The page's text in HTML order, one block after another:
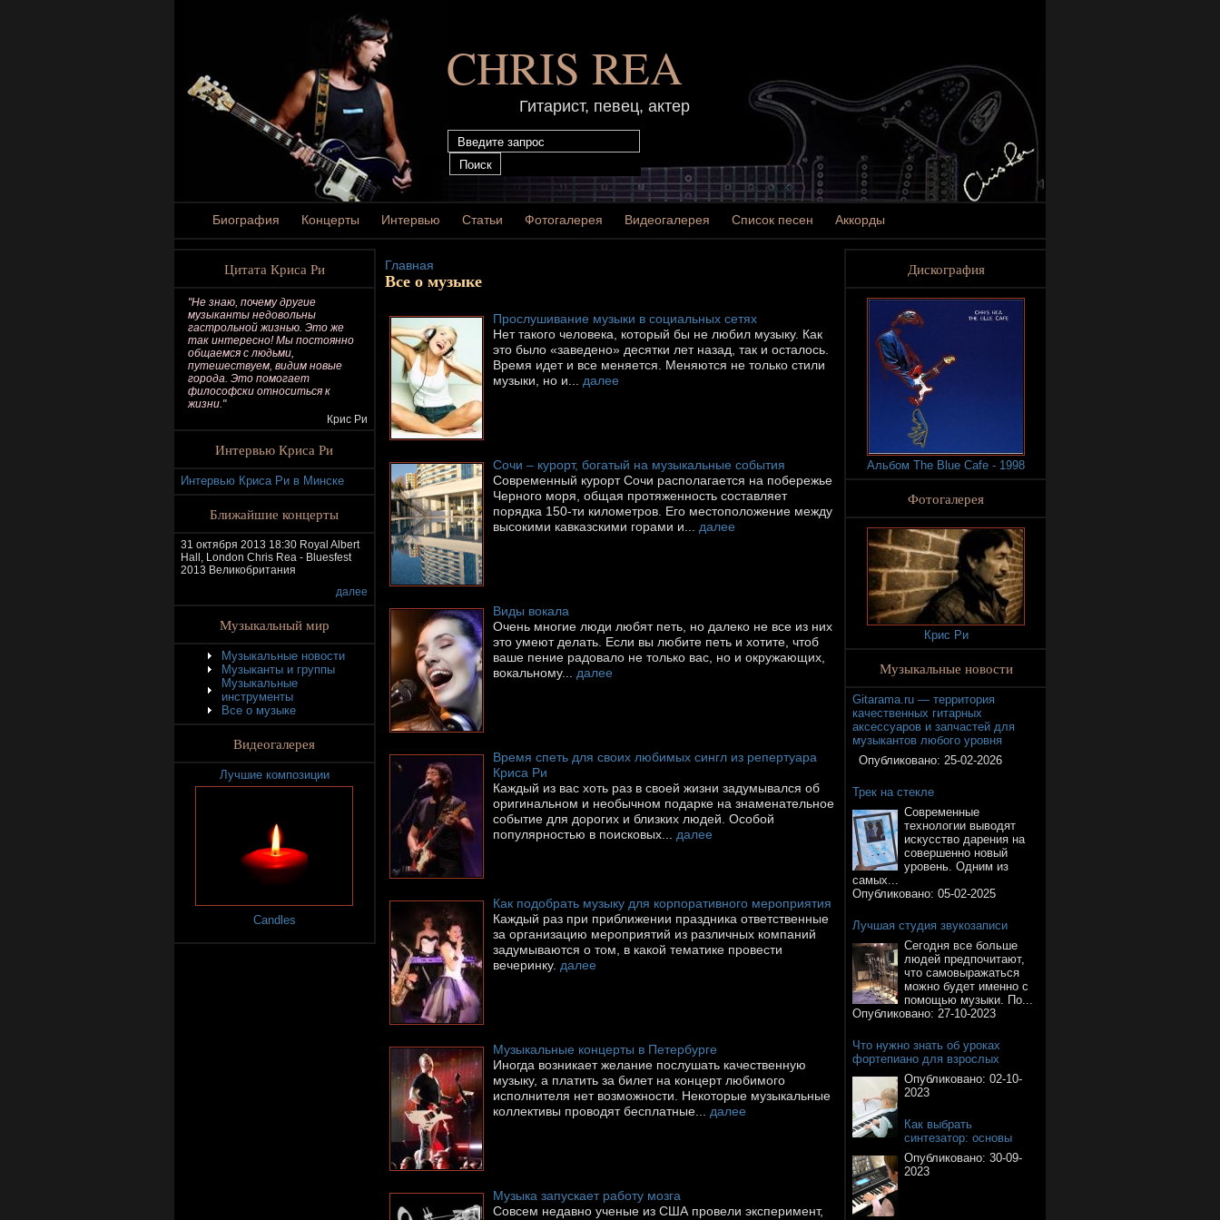
CHRIS REA
Гитарист, певец, актер
Биография Концерты Интервью Статьи Фотогалерея Видеогалерея Список песен Аккорды
Цитата Криса Ри
"Не знаю, почему другие
музыканты недовольны
гастрольной жизнью. Это же
так интересно! Мы постоянно
общаемся с людьми,
путешествуем, видим новые
города. Это помогает
философски относиться к
жизни."
Крис Ри
Интервью Криса Ри
Интервью Криса Ри в Минске
Ближайшие концерты
31 октября 2013 18:30 Royal Albert
Hall, London Chris Rea - Bluesfest
2013 Великобритания
далее
Музыкальный мир
Музыкальные новости
Музыканты и группы
Музыкальные
инструменты
Все о музыке
Видеогалерея
Лучшие композиции
Candles
Главная
Все о музыке
Прослушивание музыки в социальных сетях
Нет такого человека, который бы не любил музыку. Как
это было «заведено» десятки лет назад, так и осталось.
Время идет и все меняется. Меняются не только стили
музыки, но и...
далее
Сочи – курорт, богатый на музыкальные события
Современный курорт Сочи располагается на побережье
Черного моря, общая протяженность составляет
порядка 150-ти километров. Его местоположение между
высокими кавказскими горами и...
далее
Виды вокала
Очень многие люди любят петь, но далеко не все из них
это умеют делать. Если вы любите петь и хотите, чтоб
ваше пение радовало не только вас, но и окружающих,
вокальному...
далее
Время спеть для своих любимых сингл из репертуара
Криса Ри
Каждый из вас хоть раз в своей жизни задумывался об
оригинальном и необычном подарке на знаменательное
событие для дорогих и близких людей. Особой
популярностью в поисковых...
далее
Как подобрать музыку для корпоративного мероприятия
Каждый раз при приближении праздника ответственные
за организацию мероприятий из различных компаний
задумываются о том, в какой тематике провести
вечеринку. далее
Музыкальные концерты в Петербурге
Иногда возникает желание послушать качественную
музыку, а платить за билет на концерт любимого
исполнителя нет возможности. Некоторые музыкальные
коллективы проводят бесплатные...
далее
Музыка запускает работу мозга
Совсем недавно ученые из США провели эксперимент,
Дискография
Альбом The Blue Cafe - 1998
Фотогалерея
Крис Ри
Музыкальные новости
Gitarama.ru — территория
качественных гитарных
аксессуаров и запчастей для
музыкантов любого уровня
Опубликовано: 25-02-2026
Трек на стекле
Современные
технологии выводят
искусство дарения на
совершенно новый
уровень. Одним из
самых...
Опубликовано: 05-02-2025
Лучшая студия звукозаписи
Сегодня все больше
людей предпочитают,
что самовыражаться
можно будет именно с
помощью музыки. По...
Опубликовано: 27-10-2023
Что нужно знать об уроках
фортепиано для взрослых
Опубликовано: 02-10-
2023
Как выбрать
синтезатор: основы
Опубликовано: 30-09-
2023